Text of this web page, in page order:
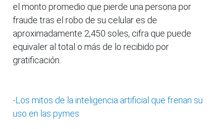
el monto promedio que pierde una persona por
fraude tras el robo de su celular es de
aproximadamente 2,450 soles, cifra que puede
equivaler al total o más de lo recibido por
gratificación.
-Los mitos de la inteligencia artificial que frenan su
uso en las pymes